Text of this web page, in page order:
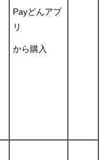
Payどんアプ
リ
から購入